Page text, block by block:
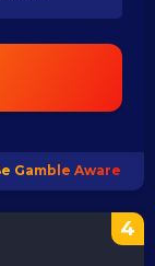
Gamble Aware
4